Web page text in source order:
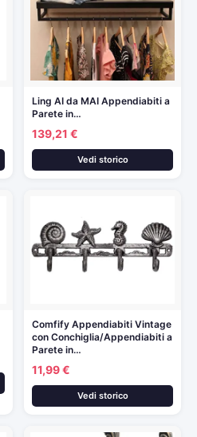
Ling AI da MAI Appendiabiti a
Parete in…
139,21 €
Vedi storico
Comfify Appendiabiti Vintage
con Conchiglia/Appendiabiti a
Parete in…
11,99 €
Vedi storico